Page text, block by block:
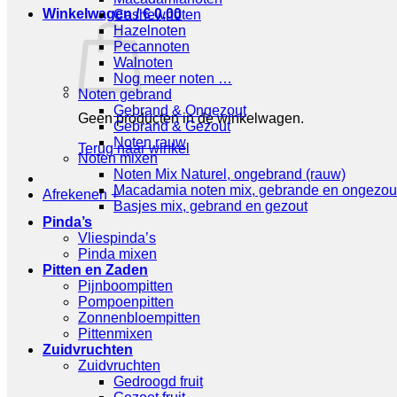
Winkelwagen /€0,00
Geen producten in de winkelwagen.
Terug naar winkel
Afrekenen +
Cashewnoten
Hazelnoten
Pecannoten
Walnoten
Nog meer noten …
Noten gebrand
Gebrand & Ongezout
Gebrand & Gezout
Noten rauw
Noten mixen
Noten Mix Naturel, ongebrand (rauw)
Macadamia noten mix, gebrande en
Basjes mix, gebrand en gezout
Pinda’s
Vliespinda’s
Pinda mixen
Pitten en Zaden
Pijnboompitten
Pompoenpitten
Zonnenbloempitten
Pittenmixen
Zuidvruchten
Zuidvruchten
Gedroogd fruit